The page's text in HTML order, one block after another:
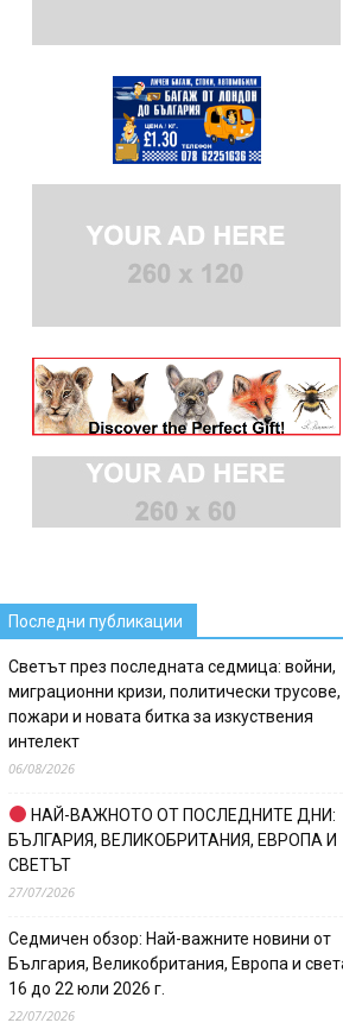
Последни публикации
Светът през последната седмица: войни,
миграционни кризи, политически трусове,
пожари и новата битка за изкуствения
интелект
06/08/2026
НАЙ-ВАЖНОТО ОТ ПОСЛЕДНИТЕ ДНИ:
БЪЛГАРИЯ, ВЕЛИКОБРИТАНИЯ, ЕВРОПА И
СВЕТЪТ
27/07/2026
Седмичен обзор: Най-важните новини от
България, Великобритания, Европа и
16 до 22 юли 2026 г.
22/07/2026